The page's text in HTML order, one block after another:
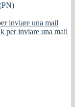
inviare una mail
per inviare una mail